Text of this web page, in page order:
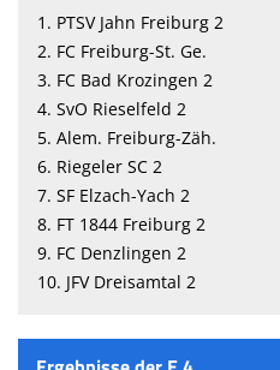
1. PTSV Jahn Freiburg 2
2. FC Freiburg-St. Ge.
3. FC Bad Krozingen 2
4. SvO Rieselfeld 2
5. Alem. Freiburg-Zäh.
6. Riegeler SC 2
7. SF Elzach-Yach 2
8. FT 1844 Freiburg 2
9. FC Denzlingen 2
10. JFV Dreisamtal 2